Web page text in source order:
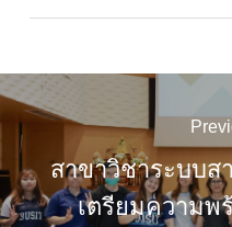
สาขาวิชาระบบส
เตรียมความพ